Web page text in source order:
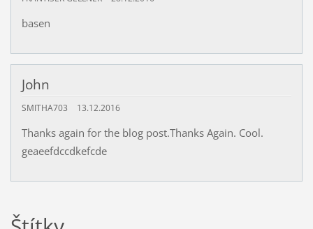
basen
John
SMITHA703 13.12.2016
Thanks again for the blog post.Thanks Again. Cool.
geaeefdccdkefcde